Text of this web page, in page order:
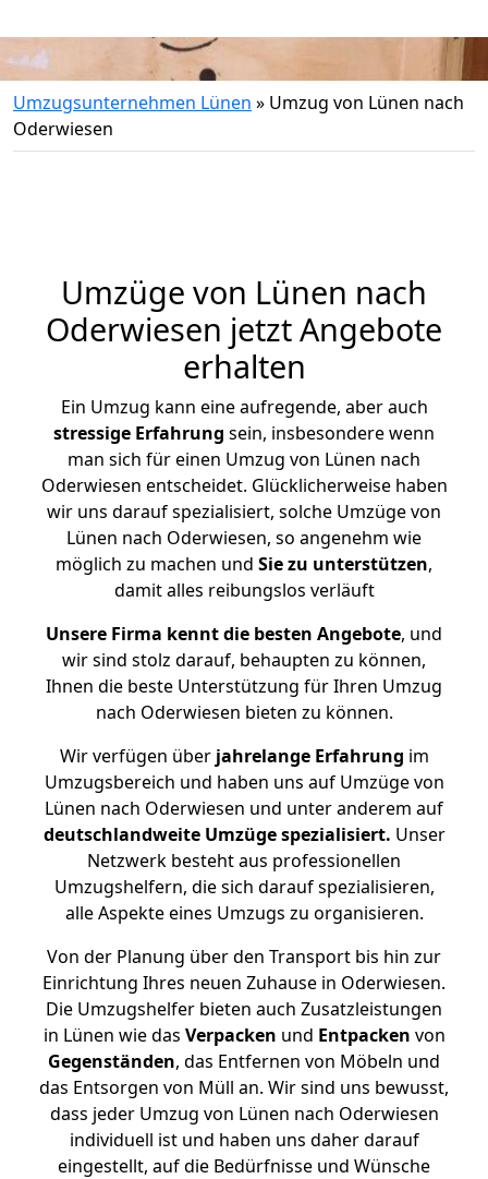
Umzugsunternehmen Lünen » Umzug von Lünen nach
Oderwiesen
Umzüge von Lünen nach
Oderwiesen jetzt Angebote
erhalten
Ein Umzug kann eine aufregende, aber auch
stressige Erfahrung sein, insbesondere wenn
man sich für einen Umzug von Lünen nach
Oderwiesen entscheidet. Glücklicherweise haben
wir uns darauf spezialisiert, solche Umzüge von
Lünen nach Oderwiesen, so angenehm wie
möglich zu machen und Sie zu unterstützen,
damit alles reibungslos verläuft
Unsere Firma kennt die besten Angebote, und
wir sind stolz darauf, behaupten zu können,
Ihnen die beste Unterstützung für Ihren Umzug
nach Oderwiesen bieten zu können.
Wir verfügen überjahrelange Erfahrung im
Umzugsbereich und haben uns auf Umzüge von
Lünen nach Oderwiesen und unter anderem auf
deutschlandweite Umzüge spezialisiert. Unser
Netzwerk besteht aus professionellen
Umzugshelfern, die sich darauf spezialisieren,
alle Aspekte eines Umzugs zu organisieren.
Von der Planung über den Transport bis hin zur
Einrichtung Ihres neuen Zuhause in Oderwiesen.
Die Umzugshelfer bieten auch Zusatzleistungen
in Lünen wie das Verpacken und Entpacken von
Gegenständen, das Entfernen von Möbeln und
das Entsorgen von Müll an. Wir sind uns bewusst,
dass jeder Umzug von Lünen nach Oderwiesen
individuell ist und haben uns daher darauf
eingestellt, auf die Bedürfnisse und Wünsche